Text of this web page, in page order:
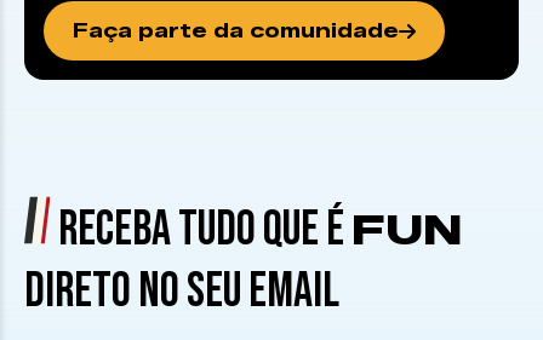
Faça parte da comunidade
RECEBA TUDO QUE É FUN
DIRETO NO SEU EMAIL